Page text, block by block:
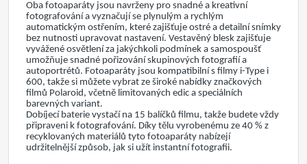
Oba fotoaparáty jsou navrženy pro snadné a kreativní
fotografování a vyznačují se plynulým a rychlým
automatickým ostřením, které zajišťuje ostré a detailní snímky
bez nutnosti upravovat nastavení. Vestavěný blesk zajišťuje
vyvážené osvětlení za jakýchkoli podmínek a samospoušť
umožňuje snadné pořizování skupinových fotografií a
autoportrétů. Fotoaparáty jsou kompatibilní s filmy i-Type i
600, takže si můžete vybrat ze široké nabídky značkových
filmů Polaroid, včetně limitovaných edic a speciálních
barevných variant.
Dobíjecí baterie vystačí na 15 balíčků filmu, takže budete vždy
připraveni k fotografování. Díky tělu vyrobenému ze 40 % z
recyklovaných materiálů tyto fotoaparáty nabízejí
udržitelnější způsob, jak si užít instantní fotografii.